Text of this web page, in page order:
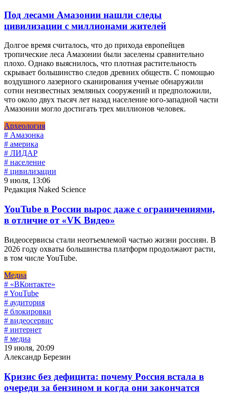
Под лесами Амазонии нашли следы
цивилизации с миллионами жителей
Долгое время считалось, что до прихода европейцев
тропические леса Амазонии были заселены сравнительно
плохо. Однако выяснилось, что плотная растительность
скрывает большинство следов древних обществ. С помощью
воздушного лазерного сканирования ученые обнаружили
сотни неизвестных земляных сооружений и предположили,
что около двух тысяч лет назад население юго-западной части
Амазонии могло достигать трех миллионов человек.
Археология
# Амазонка
# америка
# ЛИДАР
# население
# цивилизации
9 июля, 13:06
Редакция Naked Science
YouTube в России вырос даже с ограничениями,
в отличие от «VK Видео»
Видеосервисы стали неотъемлемой частью жизни россиян. В
2026 году охваты большинства платформ продолжают расти,
в том числе YouTube.
Медиа
# «ВКонтакте»
# YouTube
# аудитория
# блокировки
# видеосервис
# интернет
# медиа
19 июля, 20:09
Александр Березин
Кризис без дефицита: почему Россия встала в
очереди за бензином и когда они закончатся